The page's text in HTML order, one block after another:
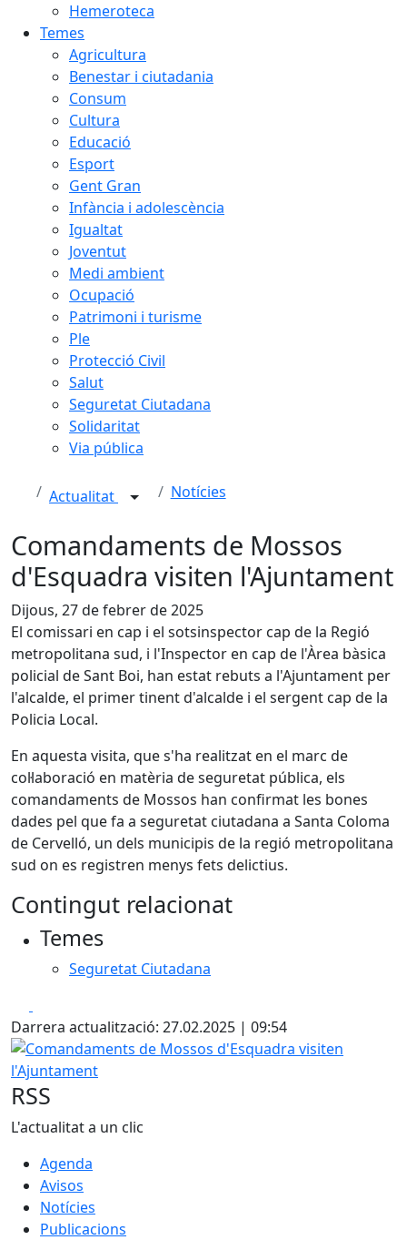
Hemeroteca
Temes
Agricultura
Benestar i ciutadania
Consum
Cultura
Educació
Esport
Gent Gran
Infància i adolescència
Igualtat
Joventut
Medi ambient
Ocupació
Patrimoni i turisme
Ple
Protecció Civil
Salut
Seguretat Ciutadana
Solidaritat
Via pública
Actualitat Notícies
Comandaments de Mossos
d'Esquadra visiten l'Ajuntament
Dijous, 27 de febrer de 2025
El comissari en cap i el sotsinspector cap de la Regió
metropolitana sud, i l'Inspector en cap de l'Àrea bàsica
policial de Sant Boi, han estat rebuts a l'Ajuntament per
l'alcalde, el primer tinent d'alcalde i el sergent cap de la
Policia Local.
En aquesta visita, que s'ha realitzat en el marc de
col·laboració en matèria de seguretat pública, els
comandaments de Mossos han confirmat les bones
dades pel que fa a seguretat ciutadana a Santa Coloma
de Cervelló, un dels municipis de la regió metropolitana
sud on es registren menys fets delictius.
Contingut relacionat
Temes
Seguretat Ciutadana
Darrera actualització: 27.02.2025 | 09:54
Comandaments de Mossos d'Esquadra visiten
RSS
L'actualitat a un clic
Agenda
Avisos
Notícies
Publicacions